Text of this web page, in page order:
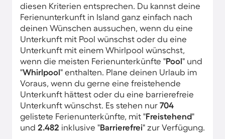
diesen Kriterien entsprechen. Du kannst deine
Ferienunterkunft in Island ganz einfach nach
deinen Wünschen aussuchen, wenn du eine
Unterkunft mit Pool wünschst oder du eine
Unterkunft mit einem Whirlpool wünschst,
wenn die meisten Ferienunterkünfte "Pool" und
"Whirlpool" enthalten. Plane deinen Urlaub im
Voraus, wenn du gerne eine freistehende
Unterkunft hättest oder du eine barrierefreie
Unterkunft wünschst. Es stehen nur 704
gelistete Ferienunterkünfte, mit "Freistehend"
und 2.482 inklusive "Barrierefrei" zur Verfügung.